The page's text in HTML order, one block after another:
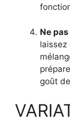
Ne
laissez
goût